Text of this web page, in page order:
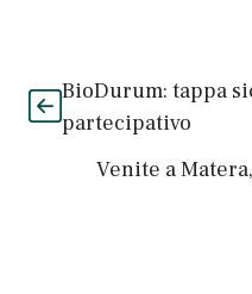
BioDurum: tappa
partecipativo
Venite a